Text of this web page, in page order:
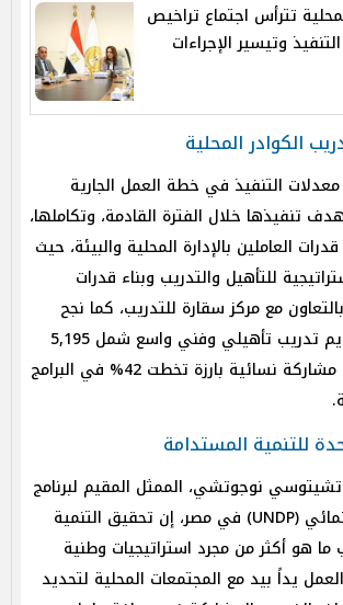
تترأس اجتماع تراخيص
وتيسير الإجراءات
الكوادر المحلية
التنفيذ في خطة العمل الجارية
تنفيذها خلال الفترة القادمة، وتكاملها،
العاملين بالإدارة المحلية والبيئة، حيث
للتأهيل والتدريب وبناء قدرات
مع مركز سقارة للتدريب، كما نجح
المشروع في تقديم تدريب تأهيلي وفني واسع شمل 5,195
كادراً محلياً، شهد مشاركة نسائية بارزة تخطت 42% في البرامج
للتنمية المستدامة
نوجوتشي، الممثل المقيم لبرنامج
الأمم المتحدة الإنمائي (UNDP) في مصر، إن تحقيق التنمية
هو أكثر من مجرد استراتيجيات وطنية
يداً بيد مع المجتمعات المحلية لتحديد